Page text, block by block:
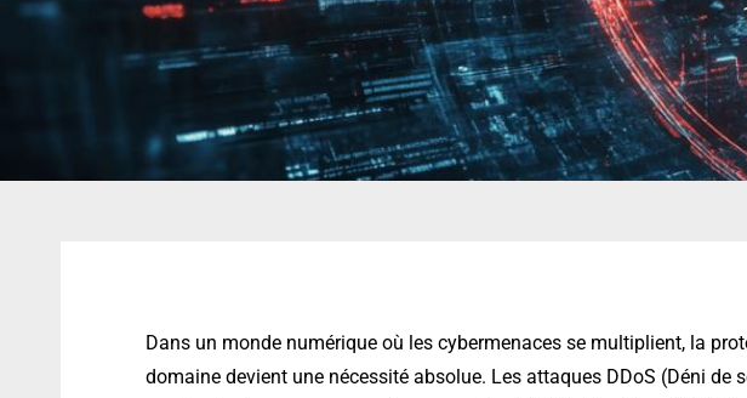
Dans un monde numérique où les cybermenaces se multiplient, la
domaine devient une nécessité absolue. Les attaques DDoS (Déni de